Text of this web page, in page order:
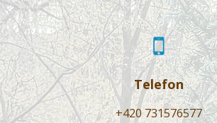
Telefon
+420 731576577